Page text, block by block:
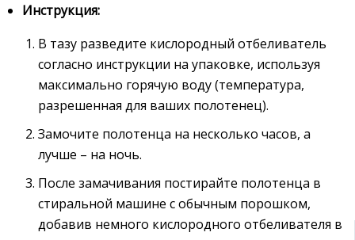
Инструкция:
В тазу разведите кислородный отбеливатель
согласно инструкции на упаковке, используя
максимально горячую воду (температура,
разрешенная для ваших полотенец).
Замочите полотенца на несколько часов, а
лучше – на ночь.
После замачивания постирайте полотенца в
стиральной машине с обычным порошком,
добавив немного кислородного отбеливателя в